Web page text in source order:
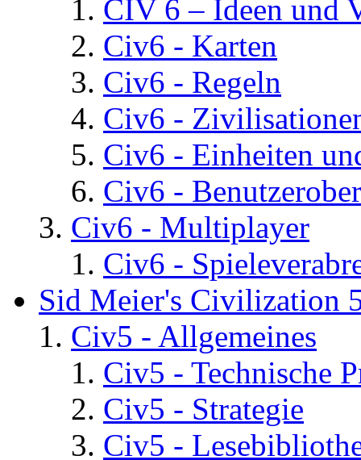
CIV 6 – Ideen und
Civ6 - Karten
Civ6 - Regeln
Civ6 -
Civ6 - Einheiten
Civ6 -
Civ6 - Multiplayer
Civ6 -
Sid Meier's Civilization
Civ5 - Allgemeines
Civ5 - Technische
Civ5 - Strategie
Civ5 -